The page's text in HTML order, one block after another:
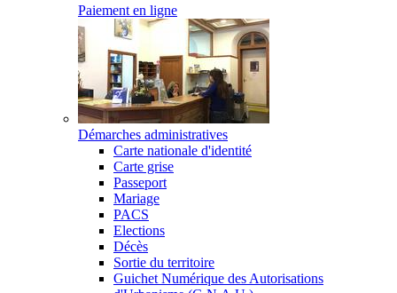
Paiement en ligne
Démarches administratives
Carte nationale d'identité
Carte grise
Passeport
Mariage
PACS
Elections
Décès
Sortie du territoire
Guichet Numérique des Autorisations